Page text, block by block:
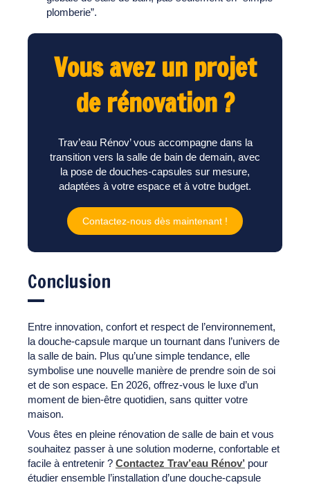
plomberie”.
Vous avez un projet
de rénovation ?
Trav’eau Rénov’ vous accompagne dans la
transition vers la salle de bain de demain, avec
la pose de douches-capsules sur mesure,
adaptées à votre espace et à votre budget.
Contactez-nous dès maintenant !
Conclusion
Entre innovation, confort et respect de l’environnement,
la douche-capsule marque un tournant dans l’univers de
la salle de bain. Plus qu’une simple tendance, elle
symbolise une nouvelle manière de prendre soin de soi
et de son espace. En 2026, offrez-vous le luxe d’un
moment de bien-être quotidien, sans quitter votre
maison.
Vous êtes en pleine rénovation de salle de bain et vous
souhaitez passer à une solution moderne, confortable et
facile à entretenir ? Contactez Trav’eau Rénov’ pour
étudier ensemble l’installation d’une douche-capsule